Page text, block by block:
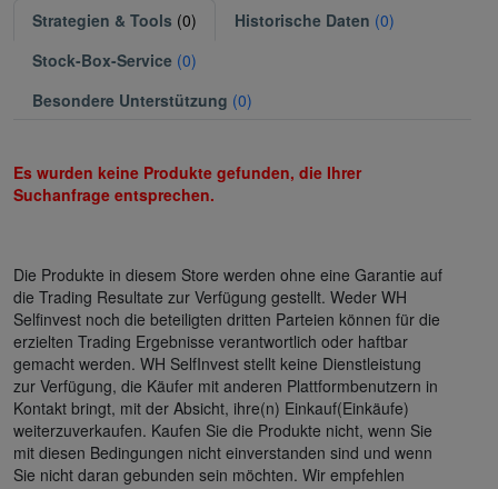
Strategien & Tools (0) Historische Daten (0)
Stock-Box-Service (0)
Besondere Unterstützung (0)
Es wurden keine Produkte gefunden, die Ihrer
Suchanfrage entsprechen.
Die Produkte in diesem Store werden ohne eine Garantie auf
die Trading Resultate zur Verfügung gestellt. Weder WH
Selfinvest noch die beteiligten dritten Parteien können für die
erzielten Trading Ergebnisse verantwortlich oder haftbar
gemacht werden. WH SelfInvest stellt keine Dienstleistung
zur Verfügung, die Käufer mit anderen Plattformbenutzern in
Kontakt bringt, mit der Absicht, ihre(n) Einkauf(Einkäufe)
weiterzuverkaufen. Kaufen Sie die Produkte nicht, wenn Sie
mit diesen Bedingungen nicht einverstanden sind und wenn
Sie nicht daran gebunden sein möchten. Wir empfehlen